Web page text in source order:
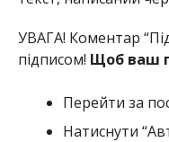
УВАГА! Коментар
підписом! Щоб ваш
Перейти за
Натиснути